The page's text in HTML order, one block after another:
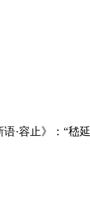
·容止》：“嵇